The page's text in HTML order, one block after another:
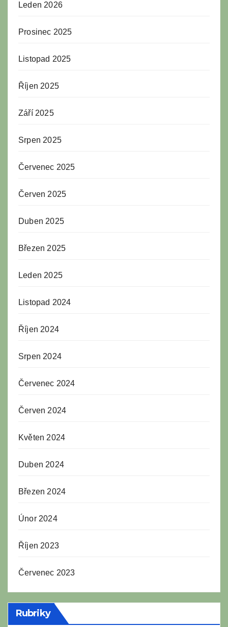
Leden 2026
Prosinec 2025
Listopad 2025
Říjen 2025
Září 2025
Srpen 2025
Červenec 2025
Červen 2025
Duben 2025
Březen 2025
Leden 2025
Listopad 2024
Říjen 2024
Srpen 2024
Červenec 2024
Červen 2024
Květen 2024
Duben 2024
Březen 2024
Únor 2024
Říjen 2023
Červenec 2023
Rubriky